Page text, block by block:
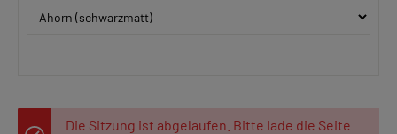
Die Sitzung ist abgelaufen. Bitte lade die Seite